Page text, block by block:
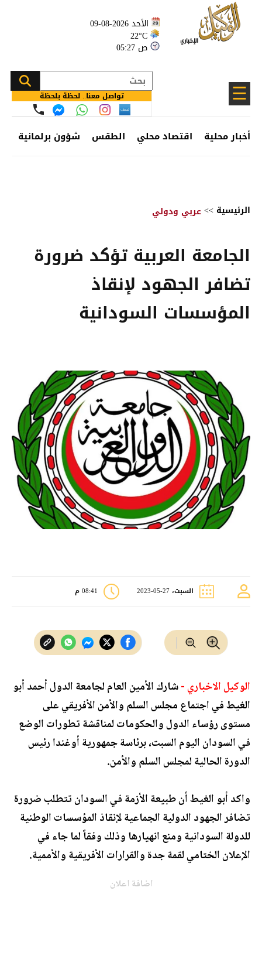
الأحد 2026-08-09
22°C
05:27 ص
☰ تواصل معنا.. لحظة بلحظة
أخبار محلية اقتصاد محلي الطقس شؤون برلمانية
الرئيسية >>عربي ودولي
الجامعة العربية تؤكد ضرورة
تضافر الجهود لإنقاذ
المؤسسات السودانية
السبت، 27-05-2023 08:41 م
الوكيل الاخباري -شارك الأمين العام لجامعة الدول أحمد أبو
الغيط في اجتماع مجلس السلم والأمن الأفريقي على
مستوى رؤساء الدول والحكومات لمناقشة تطورات الوضع
في السودان اليوم السبت، برئاسة جمهورية أوغندا رئيس
الدورة الحالية لمجلس السلم والأمن.
واكد أبو الغيط أن طبيعة الأزمة في السودان تتطلب ضرورة
تضافر الجهود الدولية الجماعية لإنقاذ المؤسسات الوطنية
للدولة السودانية ومنع انهيارها وذلك وفقاً لما جاء في
الإعلان الختامي لقمة جدة والقرارات الأفريقية والأممية.
اضافة اعلان